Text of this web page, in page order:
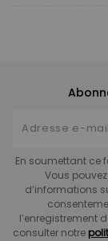
En soumettant ce
Vous
d’informations
l’enregistrement
consulter notre